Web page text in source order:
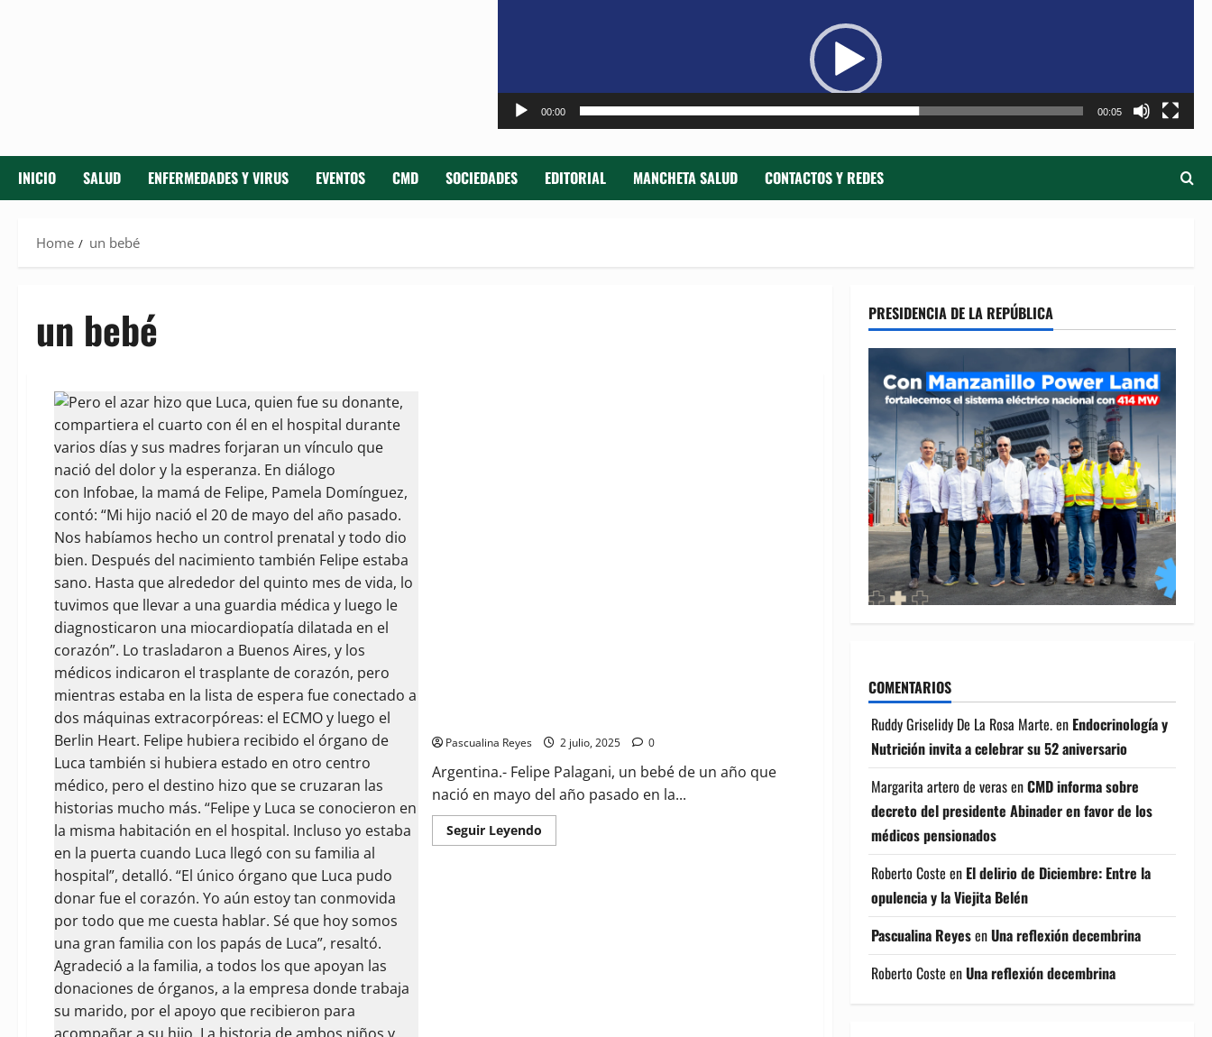
00:00 00:05
INICIO SALUD ENFERMEDADES Y VIRUS EVENTOS CMD SOCIEDADES EDITORIAL MANCHETA SALUD CONTACTOS Y REDES
Home un bebé
un bebé
Pascualina Reyes 2 julio, 2025 0
Argentina.- Felipe Palagani, un bebé de un año que
nació en mayo del año pasado en la...
Seguir LeyendoRead
more
PRESIDENCIA DE LA REPÚBLICA
COMENTARIOS
Ruddy Griselidy De La Rosa Marte.en Endocrinología y
Nutrición invita a celebrar su 52 aniversario
Margarita artero de verasenCMD informa sobre
decreto del presidente Abinader en favor de los
médicos pensionados
Roberto Coste en El delirio de Diciembre: Entre la
opulencia y la Viejita Belén
Pascualina ReyesenUna reflexión decembrina
Roberto Coste enUna reflexión decembrina